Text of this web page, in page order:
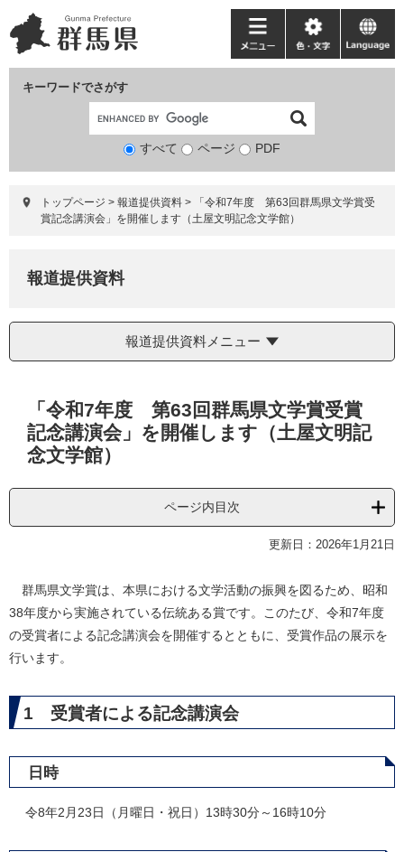
ー
ジ
ニ
ュ
て
キーワードでさがす
検
象
すべて ページ PDF
メ
ニ
ー
色・
文
language
トップページ > 報道提供資料 >
「令和7年度 第63回群馬県文学賞受
賞記念講演会」を開催します（土屋文明記念文学館）
報道提供資料
報道提供資料メニュー
「令和7年度 第63回群馬県文学賞受賞
記念講演会」を開催します（土屋文明記
念文学館）
ページ内目次
更新日：2026年1月21日
群馬県文学賞は、本県における文学活動の振興を図るため、昭和
38年度から実施されている伝統ある賞です。このたび、令和7年度
の受賞者による記念講演会を開催するとともに、受賞作品の展示を
行います。
1 受賞者による記念講演会
日時
令8年2月23日（月曜日・祝日）13時30分～16時10分